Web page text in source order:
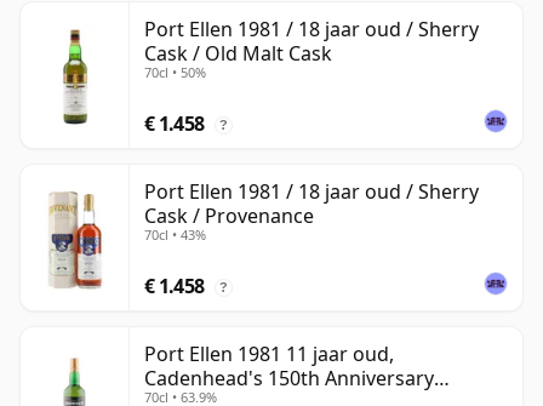
Port Ellen 1981 / 18 jaar oud / Sherry
Cask / Old Malt Cask
70cl • 50%
€ 1.458 ?
Port Ellen 1981 / 18 jaar oud / Sherry
Cask / Provenance
70cl • 43%
€ 1.458 ?
Port Ellen 1981 11 jaar oud,
Cadenhead's 150th Anniversary
70cl • 63.9%